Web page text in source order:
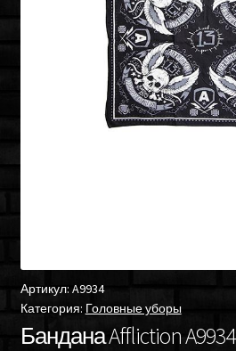
Артикул: A9934
Категория: Головные уборы
Бандана Affliction A9934